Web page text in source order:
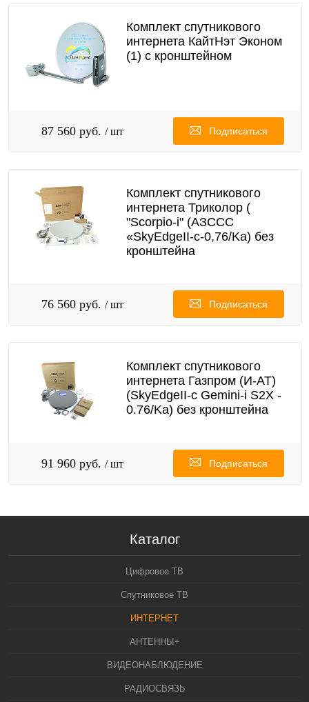
Комплект спутникового
интернета КайтНэт Эконом
(1) с кронштейном
87 560 руб. / шт Подписаться
Комплект спутникового
интернета Триколор (
"Scorpio-i" (AЗССС
«SkyEdgeII-c-0,76/Ka) без
кронштейна
76 560 руб. / шт Подписаться
Комплект спутникового
интернета Газпром (И-АТ)
(SkyEdgeII-c Gemini-i S2X -
0.76/Ka) без кронштейна
91 960 руб. / шт Подписаться
Каталог
Цифровое ТВ
Спутниковое ТВ
ИНТЕРНЕТ
АНТЕННЫ+
ВИДЕОНАБЛЮДЕНИЕ
РАДИОСВЯЗЬ